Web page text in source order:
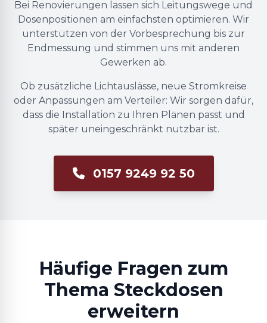
Bei Renovierungen lassen sich Leitungswege und
Dosenpositionen am einfachsten optimieren. Wir
unterstützen von der Vorbesprechung bis zur
Endmessung und stimmen uns mit anderen
Gewerken ab.
Ob zusätzliche Lichtauslässe, neue Stromkreise
oder Anpassungen am Verteiler: Wir sorgen dafür,
dass die Installation zu Ihren Plänen passt und
später uneingeschränkt nutzbar ist.
0157 9249 92 50
Häufige Fragen zum
Thema Steckdosen
erweitern